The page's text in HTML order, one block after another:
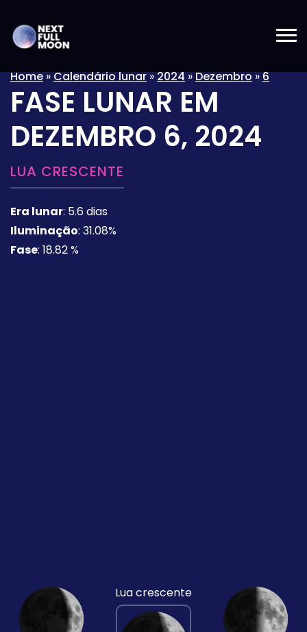
Home»Calendário lunar»2024»Dezembro»6
FASE LUNAR EM
DEZEMBRO 6, 2024
LUA CRESCENTE
Era lunar: 5.6 dias
Iluminação: 31.08%
Fase: 18.82 %
Lua crescente